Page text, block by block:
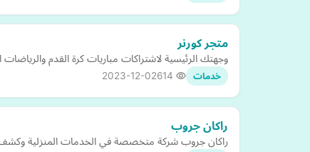
متجر كورنر
وجهتك الرئيسية لاشتراكات مباريات كرة القدم
خدمات 2023-12-02
راكان جروب
راكان جروب شركة متخصصة في الخدمات المنزلية وكشف